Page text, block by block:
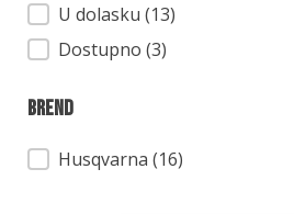
Dostupnost
U dolasku (13)
Dostupno (3)
Brend
BrendHusqvarna (16)